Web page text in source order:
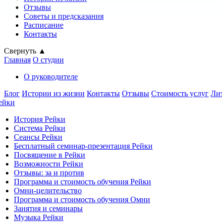
Отзывы
Советы и предсказания
Расписание
Контакты
Свернуть ▲
Главная О студии
О руководителе
Блог Истории из жизни Контакты Отзывы Стоимость услуг
История Рейки
Система Рейки
Сеансы Рейки
Бесплатный семинар-презентация Рейки
Посвящение в Рейки
Возможности Рейки
Отзывы: за и против
Программа и стоимость обучения Рейки
Омни-целительство
Программа и стоимость обучения Омни
Занятия и семинары
Музыка Рейки